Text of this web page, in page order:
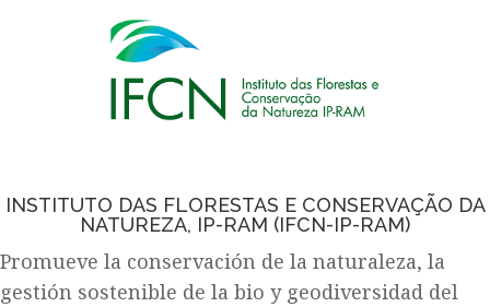
INSTITUTO DAS FLORESTAS E CONSERVAÇÃO DA
NATUREZA, IP-RAM (IFCN-IP-RAM)
Promueve la conservación de la naturaleza, la
gestión sostenible de la bio y geodiversidad del